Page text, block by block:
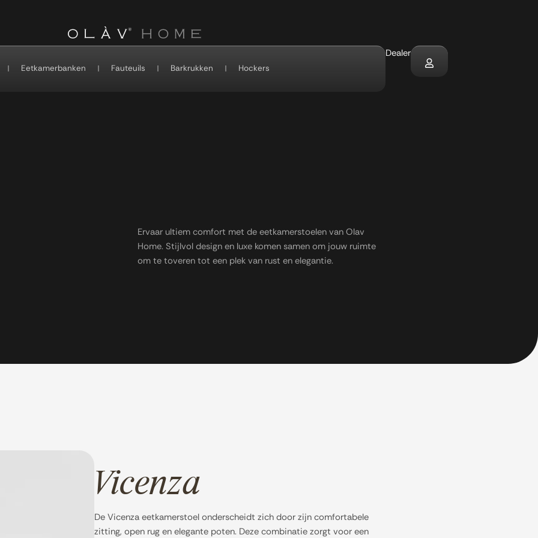
Eetkamerbanken Fauteuils Barkrukken Hockers
Dealer
Ervaar ultiem comfort met de eetkamerstoelen van Olav
Home. Stijlvol design en luxe komen samen om jouw ruimte
om te toveren tot een plek van rust en elegantie.
Vicenza
De Vicenza eetkamerstoel onderscheidt zich door zijn comfortabele
zitting, open rug en elegante poten. Deze combinatie zorgt voor een